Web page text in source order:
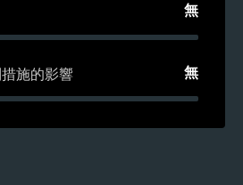
無
施的影響 無